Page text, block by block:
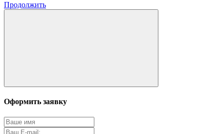
Продолжить
Оформить заявку